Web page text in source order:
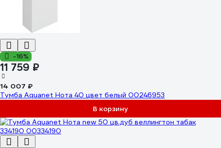
-16%
11 759 ₽
14 007 ₽
Тумба Aquanet Нота 40 цвет белый 00246953
В корзину